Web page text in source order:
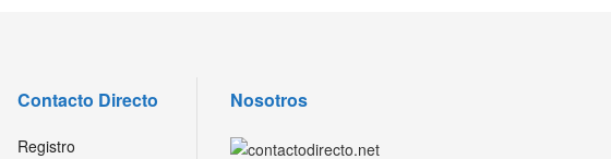
Contacto Directo
Registro
Nosotros